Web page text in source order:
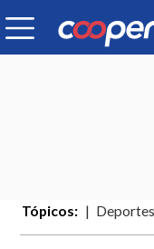
Tópicos: Deportes